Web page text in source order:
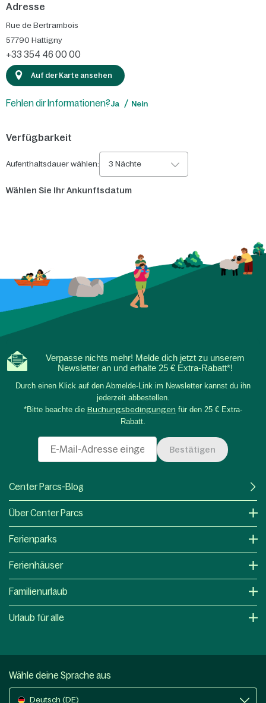
Adresse
Rue de Bertrambois
57790 Hattigny
+33 354 46 00 00
Auf der Karte ansehen
Fehlen dir Informationen?Ja Nein
Verfügbarkeit
Aufenthaltsdauer wählen: 3 Nächte
Wählen Sie Ihr Ankunftsdatum
Verpasse nichts mehr! Melde dich jetzt zu unserem
Newsletter an und erhalte 25 € Extra-Rabatt*!
Durch einen Klick auf den Abmelde-Link im Newsletter kannst du ihn
jederzeit abbestellen.
*Bitte beachte die Buchungsbedingungen für den 25 € Extra-
Rabatt.
Bestätigen
Center Parcs-Blog
Über Center Parcs
Ferienparks
Ferienhäuser
Familienurlaub
Urlaub für alle
Wähle deine Sprache aus
Deutsch (DE)